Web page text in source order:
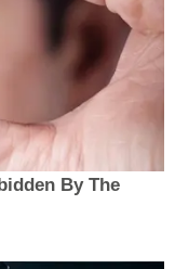
By The